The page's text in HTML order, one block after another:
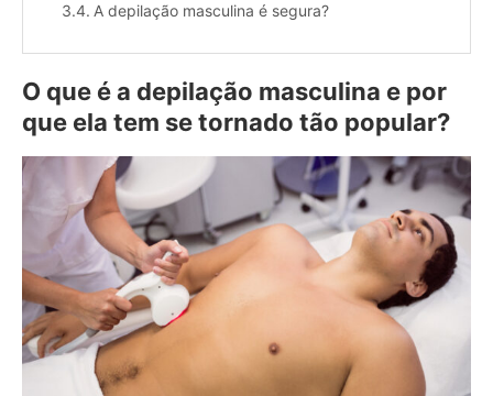
A depilação masculina é segura?
Quais cuidados devem ser tomados após a
depilação masculina?
Homens podem depilar a região íntima?
O que é a depilação masculina e por
que ela tem se tornado tão popular?